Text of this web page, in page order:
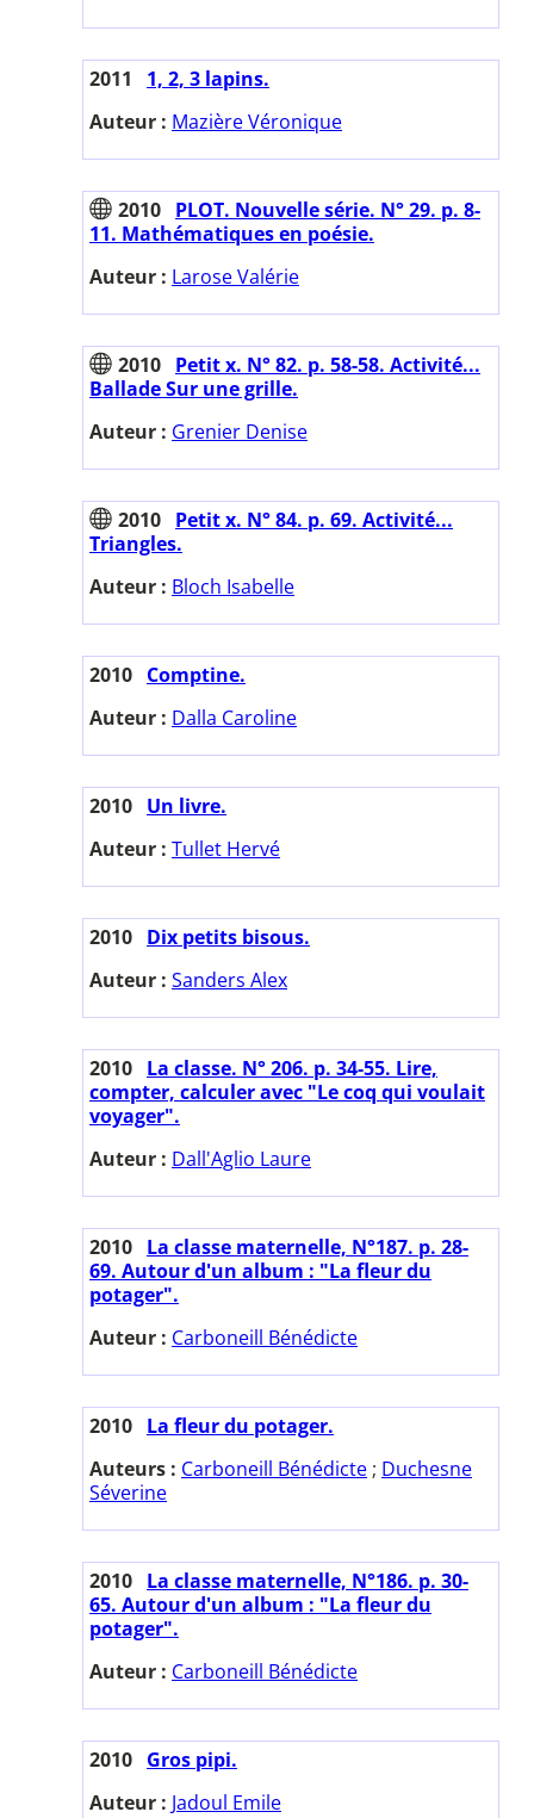
2011
1, 2, 3 lapins.
Auteur : Mazière Véronique
2010 PLOT. Nouvelle série. N° 29. p. 8-
11. Mathématiques en poésie.
Auteur : Larose Valérie
2010 Petit x. N° 82. p. 58-58. Activité...
Ballade Sur une grille.
Auteur : Grenier Denise
2010 Petit x. N° 84. p. 69. Activité...
Triangles.
Auteur : Bloch Isabelle
2010 Comptine.
Auteur : Dalla Caroline
2010 Un livre.
Auteur : Tullet Hervé
2010 Dix petits bisous.
Auteur : Sanders Alex
2010 La classe. N° 206. p. 34-55. Lire,
compter, calculer avec "Le coq qui voulait
voyager".
Auteur : Dall'Aglio Laure
2010 La classe maternelle, N°187. p. 28-
69. Autour d'un album : "La fleur du
potager".
Auteur : Carboneill Bénédicte
2010 La fleur du potager.
Auteurs : Carboneill Bénédicte ; Duchesne
Séverine
2010 La classe maternelle, N°186. p. 30-
65. Autour d'un album : "La fleur du
potager".
Auteur : Carboneill Bénédicte
2010 Gros pipi.
Auteur : Jadoul Emile